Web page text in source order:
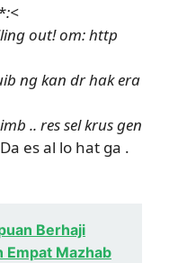
:<
out! om: http
ng kan dr hak era
.. res sel krus gen
es al lo hat ga .
Berhaji
Empat Mazhab